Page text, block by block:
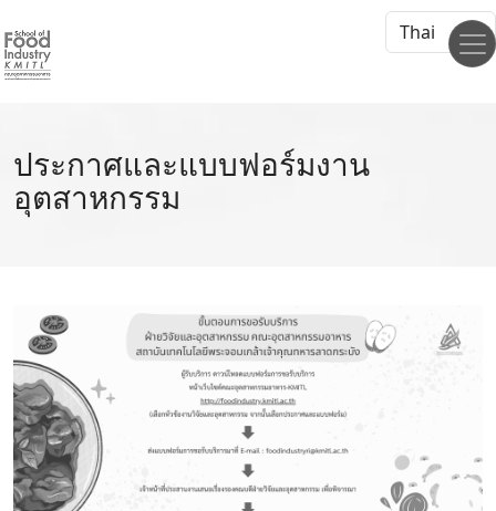
Select your
ประกาศและแบบฟอร์มงาน
อุตสาหกรรม